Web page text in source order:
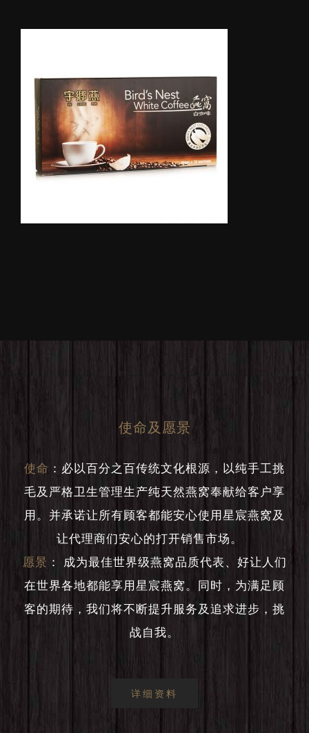
使命及愿景
使命 ： 必以百分之百传统文化根源，以纯手工挑
毛及严格卫生管理生产纯天然燕窝奉献给客户享
用。并承诺让所有顾客都能安心使用星宸燕窝及
让代理商们安心的打开销售市场。
愿景 ：
成为最佳世界级燕窝品质代表、好让人们
在世界各地都能享用星宸燕窝。同时，为满足顾
客的期待，我们将不断提升服务及追求进步，挑
战自我。
详细资料